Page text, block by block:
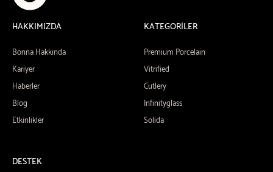
HAKKIMIZDA
Bonna Hakkında
Kariyer
Haberler
Blog
Etkinlikler
KATEGORİLER
Premium Porcelain
Vitrified
Cutlery
Infinityglass
Solida
DESTEK